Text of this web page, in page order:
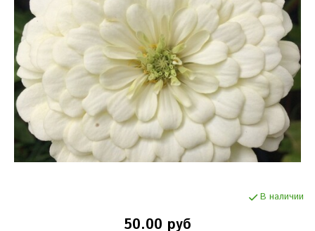
В наличии
50.00 руб